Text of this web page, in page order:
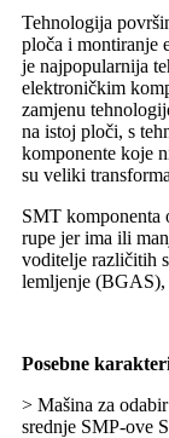
Tehnologija
ploča i montiranje
je najpopularnija
elektroničkim
zamjenu
na istoj ploči, s
komponente koje
su veliki
SMT komponenta
rupe jer ima ili
voditelje različitih
lemljenje (BGAS),
Posebne
> Mašina za
srednje SMP-ove